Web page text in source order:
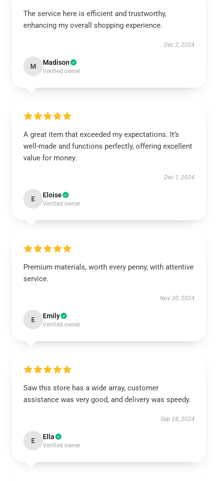
The service here is efficient and trustworthy,
enhancing my overall shopping experience.
Dec 2, 2024
M Madison
Verified owner
A great item that exceeded my expectations. It’s
well-made and functions perfectly, offering excellent
value for money.
Dec 1, 2024
E Eloise
Verified owner
Premium materials, worth every penny, with attentive
service.
Nov 30, 2024
E Emily
Verified owner
Saw this store has a wide array, customer
assistance was very good, and delivery was speedy.
Sep 28, 2024
E Ella
Verified owner